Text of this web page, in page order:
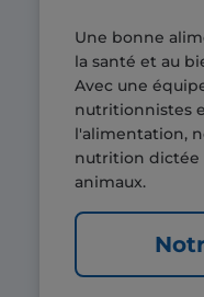
Une bonne
la santé et au
Avec une
nutritionnistes
l'alimentation,
nutrition dictée
animaux.